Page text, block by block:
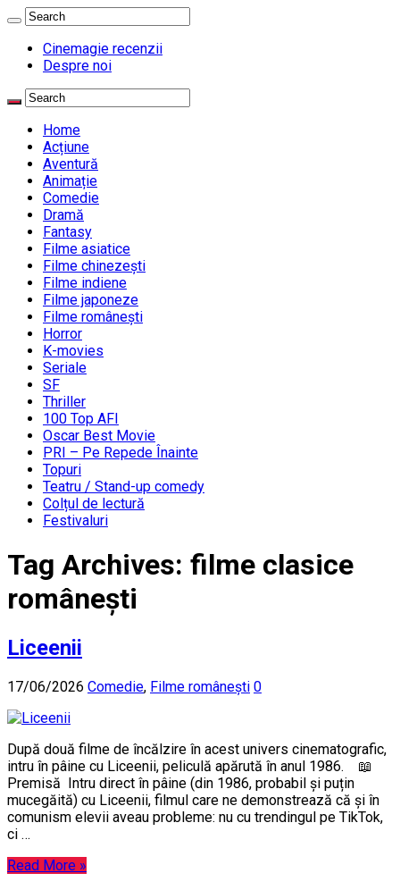
Cinemagie recenzii
Despre noi
Home
Acțiune
Aventură
Animație
Comedie
Dramă
Fantasy
Filme asiatice
Filme chinezești
Filme indiene
Filme japoneze
Filme românești
Horror
K-movies
Seriale
SF
Thriller
100 Top AFI
Oscar Best Movie
PRI – Pe Repede Înainte
Topuri
Teatru / Stand-up comedy
Colțul de lectură
Festivaluri
Tag Archives: filme clasice
românești
Liceenii
17/06/2026 Comedie, Filme românești 0
După două filme de încălzire în acest univers cinematografic,
intru în pâine cu Liceenii, peliculă apărută în anul 1986. 📖
Premisă Intru direct în pâine (din 1986, probabil și puțin
mucegăită) cu Liceenii, filmul care ne demonstrează că și în
comunism elevii aveau probleme: nu cu trendingul pe TikTok,
ci …
Read More »